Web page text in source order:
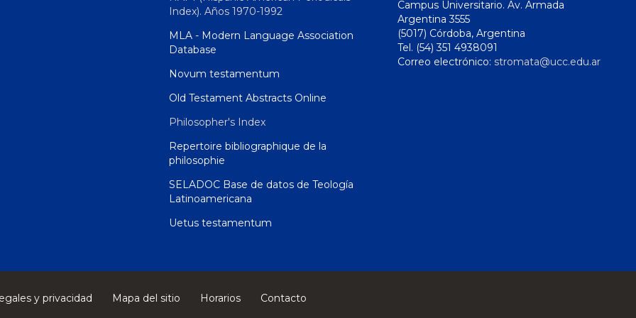
Index). Años 1970-1992
MLA - Modern Language Association
Database
Novum testamentum
Old Testament Abstracts Online
Philosopher's Index
Repertoire bibliographique de la
philosophie
SELADOC Base de datos de Teología
Latinoamericana
Uetus testamentum
Campus Universitario. Av. Armada
Argentina 3555
(5017) Córdoba, Argentina
Tel. (54) 351 4938091
Correo electrónico: stromata@ucc.edu.ar
y privacidad Mapa del sitio Horarios
Contacto